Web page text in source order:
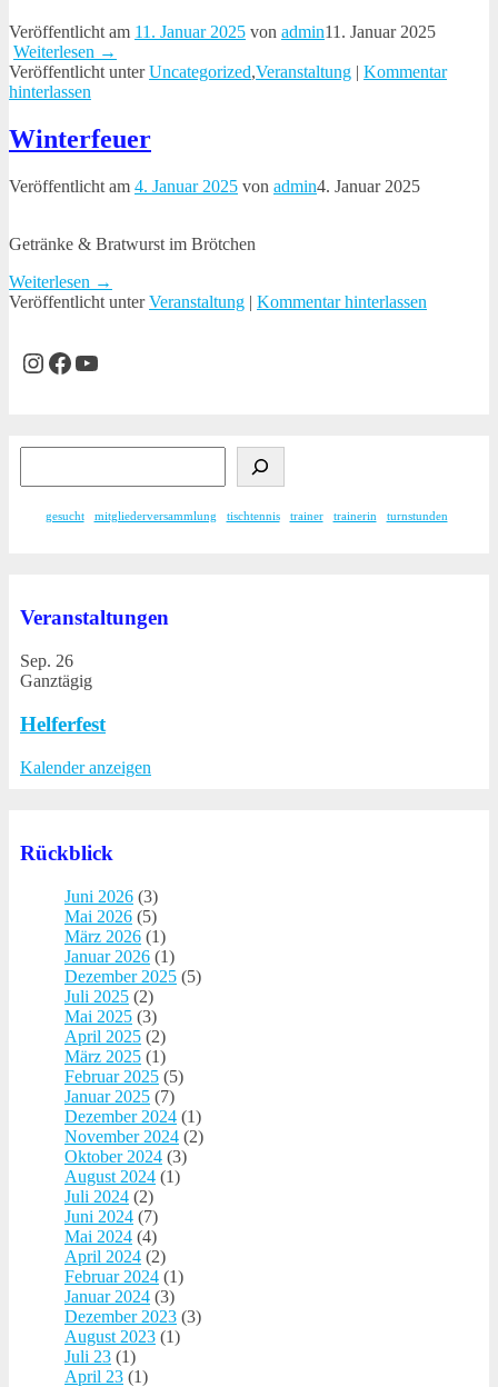
Veröffentlicht am 11. Januar 2025 von admin11. Januar 2025
Weiterlesen →
Veröffentlicht unter Uncategorized,Veranstaltung | Kommentar
hinterlassen
Winterfeuer
Veröffentlicht am 4. Januar 2025 von admin4. Januar 2025
Getränke & Bratwurst im Brötchen
Weiterlesen →
Veröffentlicht unter Veranstaltung | Kommentar hinterlassen
Instagram
Facebook
YouTube
gesucht mitgliederversammlung tischtennis trainer trainerin turnstunden
Veranstaltungen
Sep. 26
Ganztägig
Helferfest
Kalender anzeigen
Rückblick
Juni 2026 (3)
Mai 2026 (5)
März 2026 (1)
Januar 2026 (1)
Dezember 2025 (5)
Juli 2025 (2)
Mai 2025 (3)
April 2025 (2)
März 2025 (1)
Februar 2025 (5)
Januar 2025 (7)
Dezember 2024 (1)
November 2024 (2)
Oktober 2024 (3)
August 2024 (1)
Juli 2024 (2)
Juni 2024 (7)
Mai 2024 (4)
April 2024 (2)
Februar 2024 (1)
Januar 2024 (3)
Dezember 2023 (3)
August 2023 (1)
Juli 23 (1)
April 23 (1)